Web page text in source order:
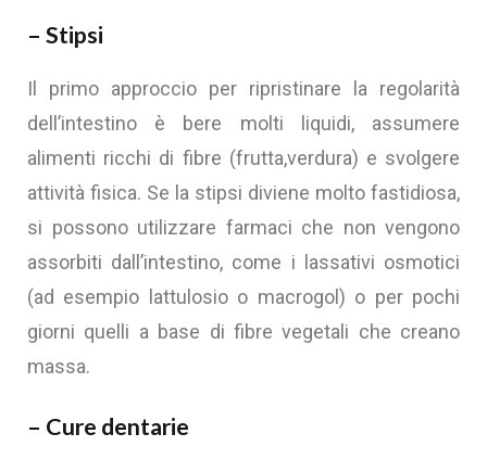
– Stipsi
Il primo approccio per ripristinare la regolarità
dell’intestino è bere molti liquidi, assumere
alimenti ricchi di fibre (frutta,verdura) e svolgere
attività fisica. Se la stipsi diviene molto fastidiosa,
si possono utilizzare farmaci che non vengono
assorbiti dall’intestino, come i lassativi osmotici
(ad esempio lattulosio o macrogol) o per pochi
giorni quelli a base di fibre vegetali che creano
massa.
– Cure dentarie